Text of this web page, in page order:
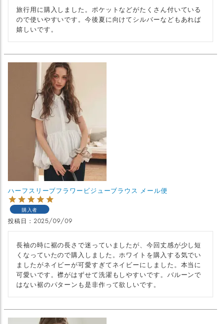
旅行用に購入しました。ポケットなどがたくさん付いている
ので使いやすいです。今後夏に向けてシルバーなどもあれば
嬉しいです。
ハーフスリーブフラワービジューブラウス メール便
購入者
投稿日 2025/09/09
長袖の時に裾の長さで迷っていましたが、今回丈感が少し短
くなっていたので購入しました。ホワイトを購入する気でい
ましたがネイビーが可愛すぎてネイビーにしました。本当に
可愛いです。襟がはずせて洗濯もしやすいです。バルーンで
はない裾のパターンも是非作って欲しいです。